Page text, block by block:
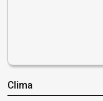
Clima